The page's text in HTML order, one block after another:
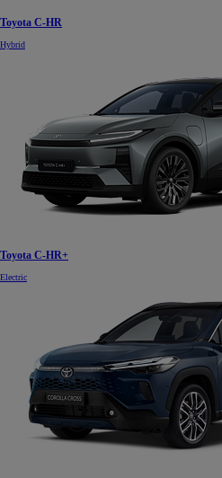
Od105 300 zł
Corolla Hatchback
HYBRID
Toyota C-HR
Hybrid
Toyota C-HR+
Electric